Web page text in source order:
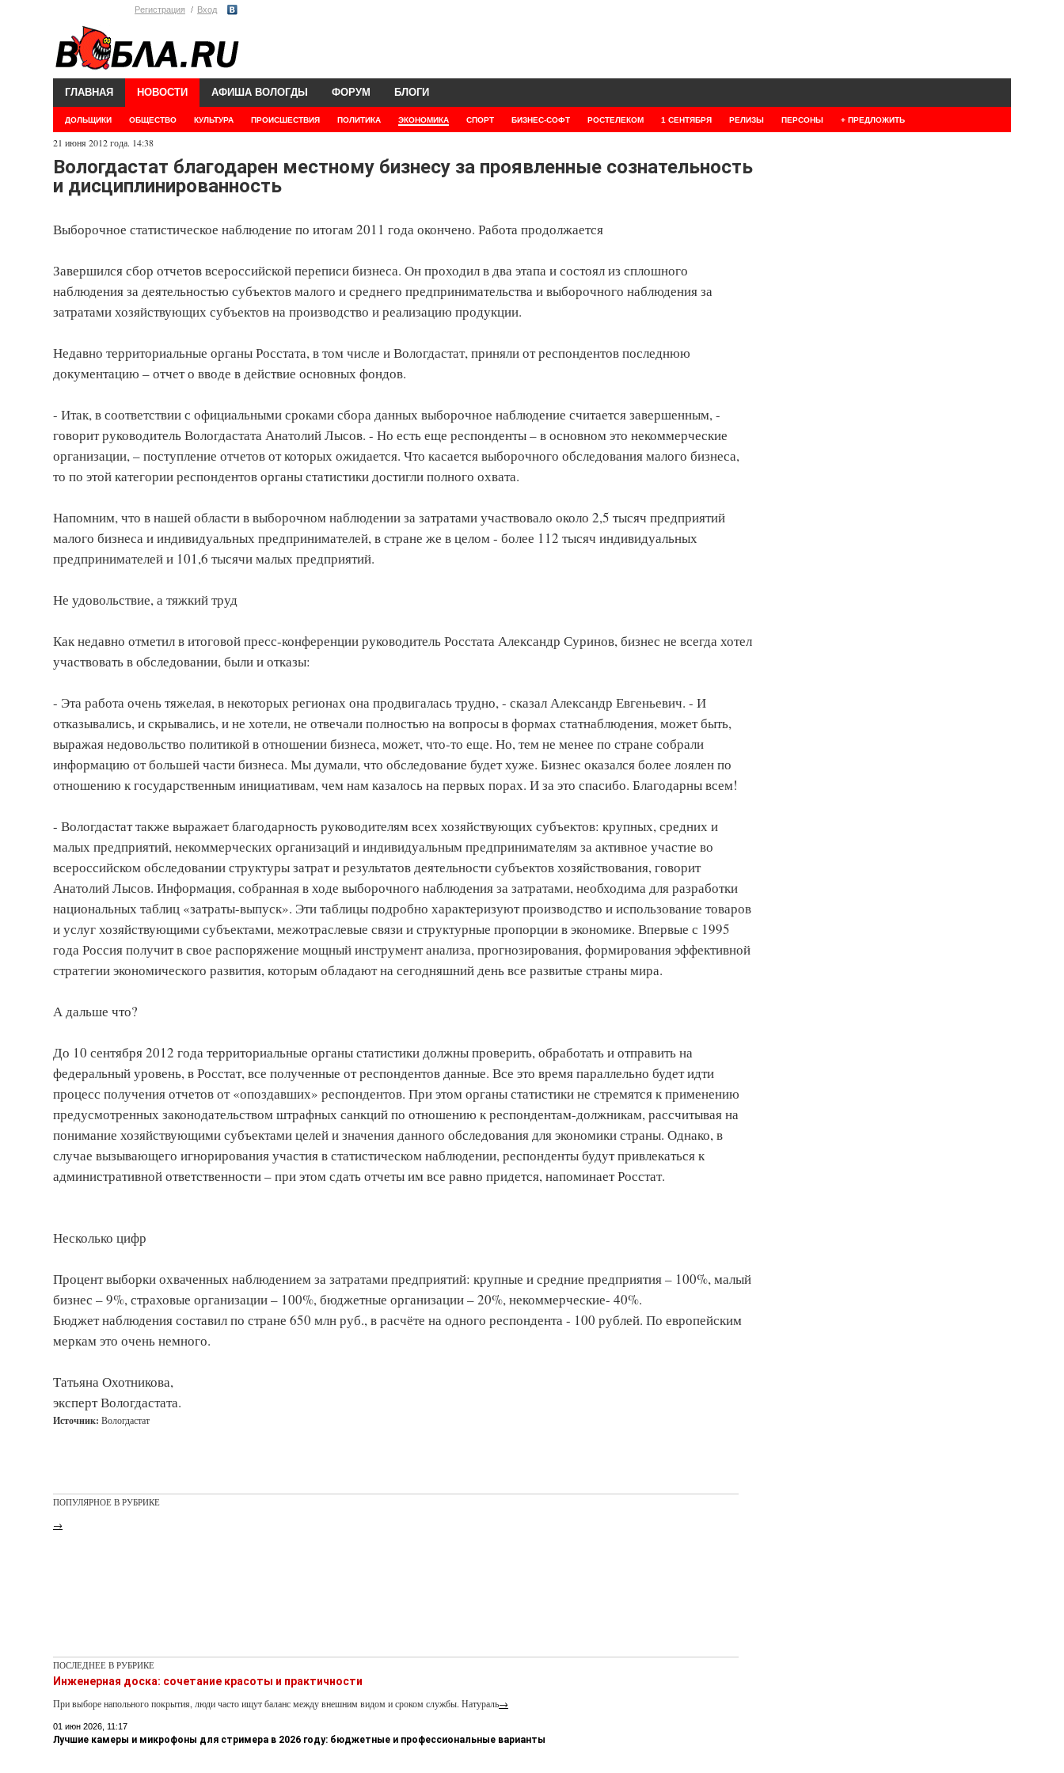
Регистрация Вход
ГЛАВНАЯ НОВОСТИ
ДОЛЬЩИКИ ОБЩЕСТВО КУЛЬТУРА ПРОИСШЕСТВИЯ ПОЛИТИКА ЭКОНОМИКА СПОРТ БИЗНЕС-СОФТ РОСТЕЛЕКОМ 1 СЕНТЯБРЯ РЕЛИЗЫ ПЕРСОНЫ + ПРЕДЛОЖИТЬ
АФИША ВОЛОГДЫ ФОРУМ БЛОГИ
21 июня 2012 года. 14:38
Вологдастат благодарен местному бизнесу за проявленные сознательность
и дисциплинированность
Выборочное статистическое наблюдение по итогам 2011 года окончено. Работа продолжается
Завершился сбор отчетов всероссийской переписи бизнеса. Он проходил в два этапа и состоял из сплошного
наблюдения за деятельностью субъектов малого и среднего предпринимательства и выборочного наблюдения за
затратами хозяйствующих субъектов на производство и реализацию продукции.
Недавно территориальные органы Росстата, в том числе и Вологдастат, приняли от респондентов последнюю
документацию – отчет о вводе в действие основных фондов.
- Итак, в соответствии с официальными сроками сбора данных выборочное наблюдение считается завершенным, -
говорит руководитель Вологдастата Анатолий Лысов. - Но есть еще респонденты – в основном это некоммерческие
организации, – поступление отчетов от которых ожидается. Что касается выборочного обследования малого бизнеса,
то по этой категории респондентов органы статистики достигли полного охвата.
Напомним, что в нашей области в выборочном наблюдении за затратами участвовало около 2,5 тысяч предприятий
малого бизнеса и индивидуальных предпринимателей, в стране же в целом - более 112 тысяч индивидуальных
предпринимателей и 101,6 тысячи малых предприятий.
Не удовольствие, а тяжкий труд
Как недавно отметил в итоговой пресс-конференции руководитель Росстата Александр Суринов, бизнес не всегда хотел
участвовать в обследовании, были и отказы:
- Эта работа очень тяжелая, в некоторых регионах она продвигалась трудно, - сказал Александр Евгеньевич. - И
отказывались, и скрывались, и не хотели, не отвечали полностью на вопросы в формах статнаблюдения, может быть,
выражая недовольство политикой в отношении бизнеса, может, что-то еще. Но, тем не менее по стране собрали
информацию от большей части бизнеса. Мы думали, что обследование будет хуже. Бизнес оказался более лоялен по
отношению к государственным инициативам, чем нам казалось на первых порах. И за это спасибо. Благодарны всем!
- Вологдастат также выражает благодарность руководителям всех хозяйствующих субъектов: крупных, средних и
малых предприятий, некоммерческих организаций и индивидуальным предпринимателям за активное участие во
всероссийском обследовании структуры затрат и результатов деятельности субъектов хозяйствования, говорит
Анатолий Лысов. Информация, собранная в ходе выборочного наблюдения за затратами, необходима для разработки
национальных таблиц «затраты-выпуск». Эти таблицы подробно характеризуют производство и использование товаров
и услуг хозяйствующими субъектами, межотраслевые связи и структурные пропорции в экономике. Впервые с 1995
года Россия получит в свое распоряжение мощный инструмент анализа, прогнозирования, формирования эффективной
стратегии экономического развития, которым обладают на сегодняшний день все развитые страны мира.
А дальше что?
До 10 сентября 2012 года территориальные органы статистики должны проверить, обработать и отправить на
федеральный уровень, в Росстат, все полученные от респондентов данные. Все это время параллельно будет идти
процесс получения отчетов от «опоздавших» респондентов. При этом органы статистики не стремятся к применению
предусмотренных законодательством штрафных санкций по отношению к респондентам-должникам, рассчитывая на
понимание хозяйствующими субъектами целей и значения данного обследования для экономики страны. Однако, в
случае вызывающего игнорирования участия в статистическом наблюдении, респонденты будут привлекаться к
административной ответственности – при этом сдать отчеты им все равно придется, напоминает Росстат.
Несколько цифр
Процент выборки охваченных наблюдением за затратами предприятий: крупные и средние предприятия – 100%, малый
бизнес – 9%, страховые организации – 100%, бюджетные организации – 20%, некоммерческие- 40%.
Бюджет наблюдения составил по стране 650 млн руб., в расчёте на одного респондента - 100 рублей. По европейским
меркам это очень немного.
Татьяна Охотникова,
эксперт Вологдастата.
Источник: Вологдастат
ПОПУЛЯРНОЕ В РУБРИКЕ
→
ПОСЛЕДНЕЕ В РУБРИКЕ
Инженерная доска: сочетание красоты и практичности
При выборе напольного покрытия, люди часто ищут баланс между внешним видом и сроком службы. Натураль→
01 июн 2026, 11:17
Лучшие камеры и микрофоны для стримера в 2026 году: бюджетные и профессиональные варианты